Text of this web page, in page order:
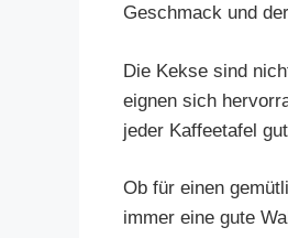
Geschmack und
Die Kekse sind
eignen sich
jeder Kaffeetafel
Ob für einen
immer eine gute